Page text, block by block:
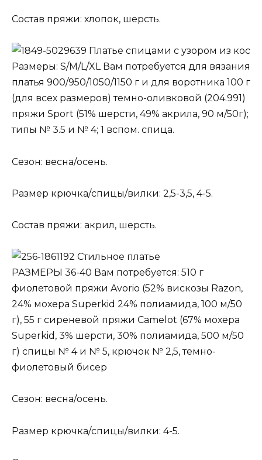
Состав пряжи: хлопок, шерсть.
Платье спицами с узором из кос
Размеры: S/M/L/XL Вам потребуется для вязания
платья 900/950/1050/1150 г и для воротника 100 г
(для всех размеров) темно-оливковой (204.991)
пряжи Sport (51% шерсти, 49% акрила, 90 м/50г);
типы № 3.5 и № 4; 1 вспом. спица.
Сезон: весна/осень.
Размер крючка/спицы/вилки: 2,5-3,5, 4-5.
Состав пряжи: акрил, шерсть.
Стильное платье
РАЗМЕРЫ 36-40 Вам потребуется: 510 г
фиолетовой пряжи Avorio (52% вискозы Razon,
24% мохера Superkid 24% полиамида, 100 м/50
г), 55 г сиреневой пряжи Camelot (67% мохера
Superkid, 3% шерсти, 30% полиамида, 500 м/50
г) спицы № 4 и № 5, крючок № 2,5, темно-
фиолетовый бисер
Сезон: весна/осень.
Размер крючка/спицы/вилки: 4-5.